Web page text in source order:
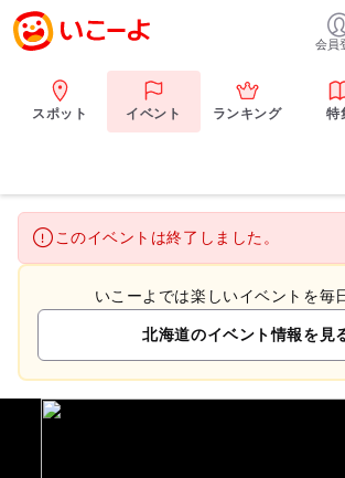
会員
スポット イベント ランキング 特
このイベントは終了しました。
いこーよでは楽しいイベントを毎
北海道のイベント情報を見